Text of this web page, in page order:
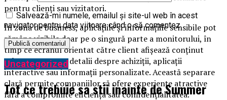
pentru clienți sau vizitatori.
În zona de business, aplicațiile și informațiile sensibile pot
rămâne vizibile doar pe o singură parte a monitorului, în
timp ce ecranul orientat către client afișează conținut
relevant, precum detalii despre achiziții, aplicații
interactive sau informații personalizate. Această separare
clară permite companiilor să ofere experiențe atractive
fără a compromite eficiența sau confidențialitatea.
Salvează-mi numele, emailul și site-ul web în acest
navigator pentru data viitoare când o să comentez.
Uncategorized
Tot ce trebuie sa stii inainte de Summer